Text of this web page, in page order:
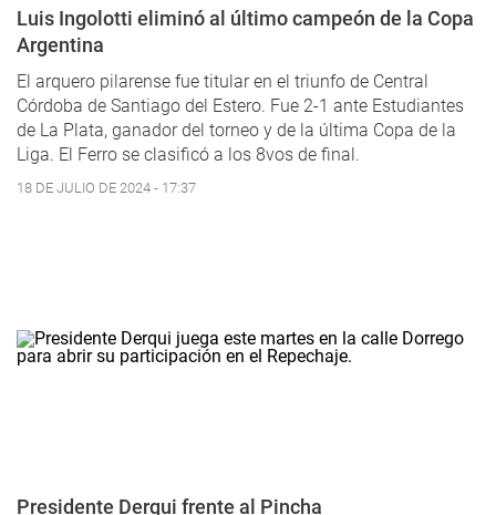
Luis Ingolotti eliminó al último campeón de la Copa
Argentina
El arquero pilarense fue titular en el triunfo de Central
Córdoba de Santiago del Estero. Fue 2-1 ante Estudiantes
de La Plata, ganador del torneo y de la última Copa de la
Liga. El Ferro se clasificó a los 8vos de final.
18 DE JULIO DE 2024 - 17:37
Presidente Derqui frente al Pincha